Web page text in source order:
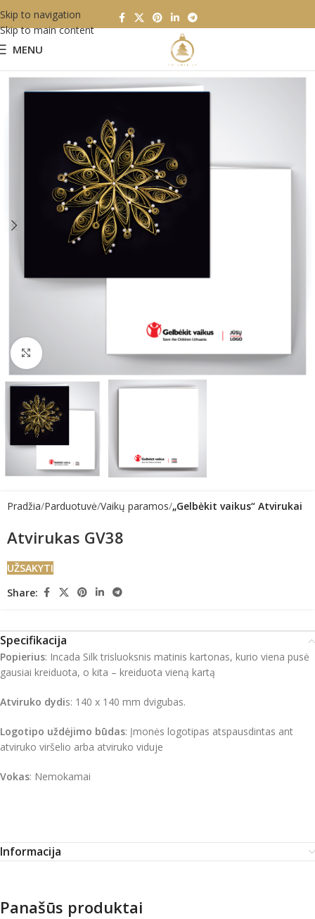
Skip to navigation
Skip to main content
MENU
Click to enlarge
Pradžia Parduotuvė Vaikų paramos „Gelbėkit vaikus“ Atvirukai
Atvirukas GV38
UŽSAKYTI
Share:
Specifikacija
Popierius: Incada Silk trisluoksnis matinis kartonas, kurio viena pusė
gausiai kreiduota, o kita – kreiduota vieną kartą
Atviruko dydis: 140 x 140 mm dvigubas.
Logotipo uždėjimo būdas: Įmonės logotipas atspausdintas ant
atviruko viršelio arba atviruko viduje
Vokas: Nemokamai
Informacija
Panašūs produktai